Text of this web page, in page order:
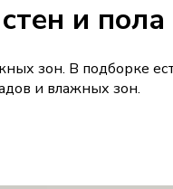
и пола
зон. В подборке
и влажных зон.